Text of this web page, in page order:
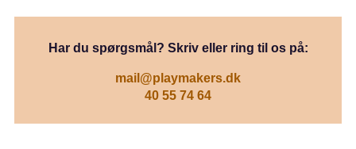
Har du spørgsmål? Skriv eller ring til os på:
mail@playmakers.dk
40 55 74 64